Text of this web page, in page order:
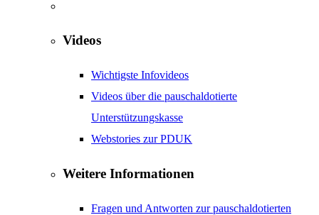
Videos
Wichtigste Infovideos
Videos über die pauschaldotierte
Unterstützungskasse
Webstories zur PDUK
Weitere Informationen
Fragen und Antworten zur pauschaldotierten